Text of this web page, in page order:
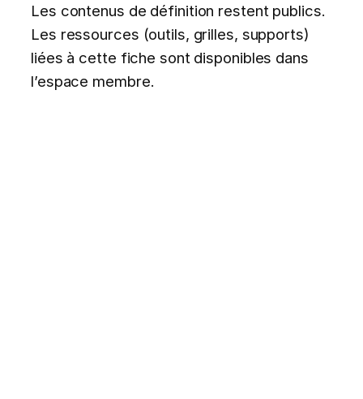
Les contenus de définition restent publics.
Les ressources (outils, grilles, supports)
liées à cette fiche sont disponibles dans
l’espace membre.